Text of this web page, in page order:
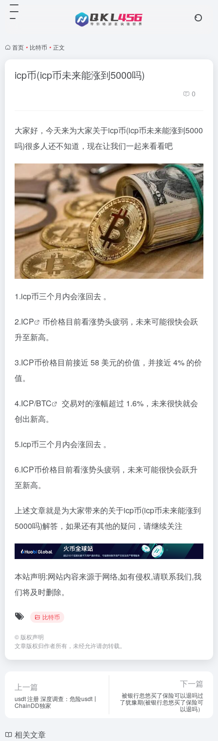
首页 • 比特币 • 正文
icp币(icp币未来能涨到5000吗)
0
大家好，今天来为大家关于icp币(icp币未来能涨到5000
吗)很多人还不知道，现在让我们一起来看看吧
1.icp币三个月内会涨回去 。
2.ICP
币价格目前看涨势头疲弱，未来可能很快会跃
升至新高。
3.ICP币价格目前接近 58 美元的价值，并接近 4% 的价
值。
4.ICP/BTC
交易对的涨幅超过 1.6%，未来很快就会
创出新高。
5.icp币三个月内会涨回去 。
6.ICP币价格目前看涨势头疲弱，未来可能很快会跃升
至新高。
上述文章就是为大家带来的关于icp币(icp币未来能涨到
5000吗)解答，如果还有其他的疑问，请继续关注
本站声明:网站内容来源于网络,如有侵权,请联系我们,我
们将及时删除。
比特币
© 版权声明
文章版权归作者所有，未经允许请勿转载。
上一篇
usdt 注册 深度调查：危险usdt丨
ChainDD独家
下一篇
被银行忽悠买了保险可以退吗过
了犹豫期(被银行忽悠买了保险可
以退吗）
相关文章